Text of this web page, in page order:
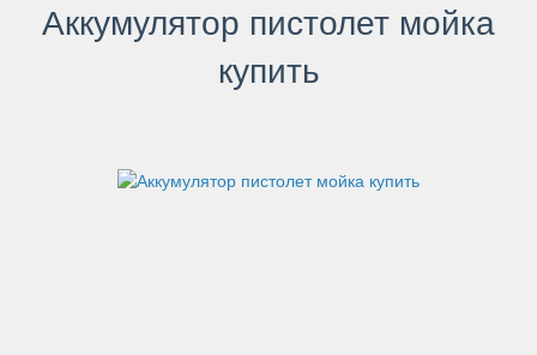
Аккумулятор пистолет мойка
купить